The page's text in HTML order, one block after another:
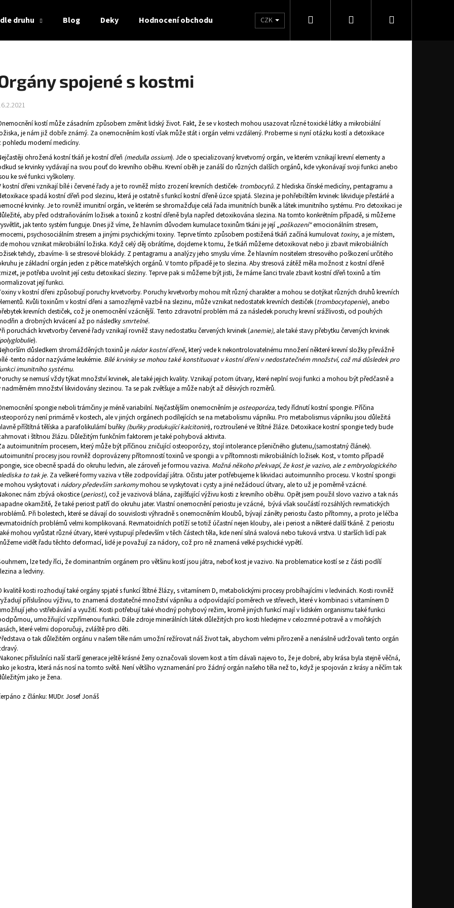
druhu Blog Deky Hodnocení obchodu CZK Hledat PřihlášeníNákupní
spojené s kostmi
kostí může zásadním způsobem změnit lidský život. Fakt, že se v kostech mohou usazovat různé toxické látky a mikrobiální
je nám již dobře známý. Za onemocněním kostí však může stát i orgán velmi vzdálený. Proberme si nyní otázku kostí a detoxikace
pohledu moderní medicíny.
ohrožená kostní tkáň je kostní dřeň (medulla ossium). Jde o specializovaný krvetvorný orgán, ve kterém vznikají krevní elementy a
se krvinky vydávají na svou pouť do krevního oběhu. Krevní oběh je zanáší do různých dalších orgánů, kde vykonávají svoji funkci anebo
ke své funkci vyškoleny.
kostní dřeni vznikají bílé i červené řady a je to rovněž místo zrození krevních destiček- trombocytů. Z hlediska čínské medicíny, pentagramu a
spadá kostní dřeň pod slezinu, která je ostatně s funkcí kostní dřeně úzce spjatá. Slezina je pohřebištěm krvinek: likviduje přestárlé a
krvinky. Je to rovněž imunitní orgán, ve kterém se shromažďuje celá řada imunitních buněk a látek imunitního systému. Pro detoxikaci je
aby před odstraňováním ložisek a toxinů z kostní dřeně byla napřed detoxikována slezina. Na tomto konkrétním případě, si můžeme
jak tento systém funguje. Dnes již víme, že hlavním důvodem kumulace toxinům tkáni je její „poškození“emocionálním stresem,
psychosociálním stresem a jinými psychickými toxiny. Teprve tímto způsobem postižená tkáň začíná kumulovat toxiny, a je místem,
mohou vznikat mikrobiální ložiska. Když celý děj obrátíme, dojdeme k tomu, že tkáň můžeme detoxikovat nebo ji zbavit mikrobiálních
tehdy, zbavíme- li se stresové blokády. Z pentagramu a analýzy jeho smyslu víme. Že hlavním nositelem stresového poškození určitého
je základní orgán jeden z pětice mateřských orgánů. V tomto případě je to slezina. Aby stresová zátěž měla možnost z kostní dřeně
je potřeba uvolnit její cestu detoxikací sleziny. Teprve pak si můžeme být jisti, že máme šanci trvale zbavit kostní dřeň toxinů a tím
její funkci.
v kostní dřeni způsobují poruchy krvetvorby. Poruchy krvetvorby mohou mít různý charakter a mohou se dotýkat různých druhů krevních
Kvůli toxinům v kostní dřeni a samozřejmě vazbě na slezinu, může vznikat nedostatek krevních destiček (trombocytopenie), anebo
krevních destiček, což je onemocnění vzácnější. Tento zdravotní problém má za následek poruchy krevní srážlivosti, od pouhých
a drobných krvácení až po následkysmrtelné.
poruchách krvetvorby červené řady vznikají rovněž stavy nedostatku červených krvinek (anemie), ale také stavy přebytku červených krvinek
).
důsledkem shromážděných toxinů je nádor kostní dřeně, který vede k nekontrolovatelnému množení některé krevní složky převážně
-tento nádor nazýváme leukémie. Bílé krvinky se mohou také konstituovat v kostní dřeni v nedostatečném množství, což má důsledek pro
imunitního systému.
se nemusí vždy týkat množství krvinek, ale také jejich kvality. Vznikají potom útvary, které neplní svoji funkci a mohou být předčasně a
nadměrném množství likvidovány slezinou. Ta se pak zvětšuje a může nabýt až děsivých rozměrů.
spongie neboli trámčiny je méně variabilní. Nejčastějším onemocněním je osteoporóza,tedy řídnutí kostní spongie. Příčina
není primárně v kostech, ale v jiných orgánech podílejících se na metabolismu vápníku. Pro metabolismus vápníku jsou důležitá
příštítná tělíska a parafolikulární buňky (buňky produkující kalcitonin), roztroušené ve štítné žláze. Detoxikace kostní spongie tedy bude
i štítnou žlázu. Důležitým funkčním faktorem je také pohybová aktivita.
autoimunitním procesem, který může být příčinou zničující osteoporózy, stojí intolerance pšeničného glutenu,(samostatný článek).
procesy jsou rovněž doprovázeny přítomností toxinů ve spongii a v přítomnosti mikrobiálních ložisek. Kost, v tomto případě
sice obecně spadá do okruhu ledvin, ale zároveň je formou vaziva. Možná někoho překvapí, že kost je vazivo, ale z embryologického
to tak je. Za veškeré formy vaziva v těle zodpovídají játra. Očistu jater potřebujeme k likvidaci autoimunního procesu. V kostní spongii
mohou vyskytovat i nádory především sarkomymohou se vyskytovat i cysty a jiné nežádoucí útvary, ale to už je poměrně vzácné.
nám zbývá okostice (periost), což je vazivová blána, zajišťující výživu kosti z krevního oběhu. Opět jsem použil slovo vazivo a tak nás
okamžitě, že také periost patří do okruhu jater. Vlastní onemocnění periostu je vzácné, bývá však součástí rozsáhlých revmatických
Při bolestech, které se dávají do souvislosti výhradně s onemocněním kloubů, bývají záněty periostu často přítomny, a proto je léčba
problémů velmi komplikovaná. Revmatoidních potíží se totiž účastní nejen klouby, ale i periost a některé další tkáně. Z periostu
mohou vyrůstat různé útvary, které vystupují především v těch částech těla, kde není silná svalová nebo tuková vrstva. U starších lidí pak
vidět řadu těchto deformací, lidé je považují za nádory, což pro ně znamená velké psychické vypětí.
lze tedy říci, že dominantním orgánem pro většinu kostí jsou játra, neboť kost je vazivo. Na problematice kostí se z části podílí
a ledviny.
kvalitě kosti rozhodují také orgány spjaté s funkcí štítné žlázy, s vitamínem D, metabolickými procesy probíhajícími v ledvinách. Kosti rovněž
příslušnou výživu, to znamená dostatečné množství vápníku a odpovídající poměrech ve střevech, které v kombinaci s vitamínem D
jeho vstřebávání a využití. Kosti potřebují také vhodný pohybový režim, kromě jiných funkcí mají v lidském organismu také funkci
umožňující vzpřímenou funkci. Dále zdroje minerálních látek důležitých pro kosti hledejme v celozrnné potravě a v mořských
které velmi doporučuji, zvláště pro děti.
o tak důležitém orgánu v našem těle nám umožní režírovat náš život tak, abychom velmi přirozeně a nenásilně udržovali tento orgán
příslušníci naší starší generace ještě krásné ženy označovali slovem kost a tím dávali najevo to, že je dobré, aby krása byla stejně věčná,
je kostra, která nás nosí na tomto světě. Není většího vyznamenání pro žádný orgán našeho těla než to, když je spojován z krásy a něčím tak
jako je žena.
z článku: MUDr. Josef Jonáš
Doporučujeme